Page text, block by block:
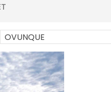
OVUNQUE